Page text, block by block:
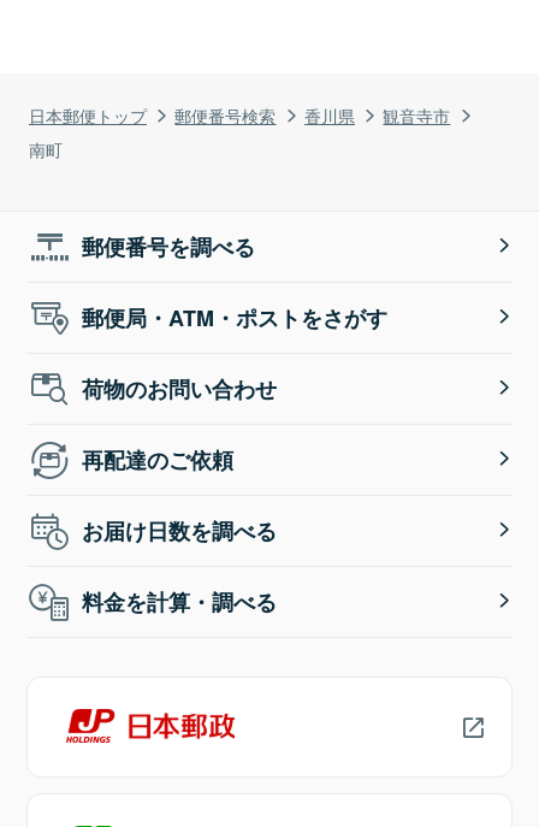
日本郵便トップ 郵便番号検索 香川県
観音寺市
南町
郵便番号を調べる
郵便局・ATM・ポストをさがす
荷物のお問い合わせ
再配達のご依頼
お届け日数を調べる
料金を計算・調べる